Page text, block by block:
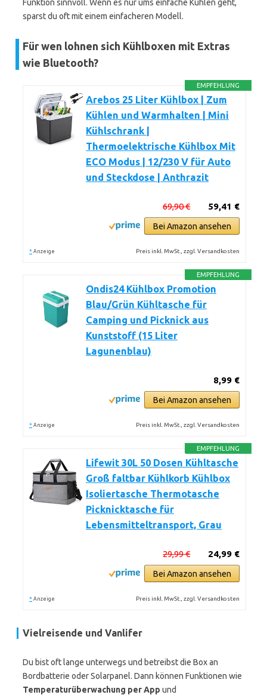
Funktion sinnvoll. Wenn es nur ums einfache Kühlen geht,
sparst du oft mit einem einfacheren Modell.
Für wen lohnen sich Kühlboxen mit Extras
wie Bluetooth?
EMPFEHLUNG
Arebos 25 Liter Kühlbox | Zum
Kühlen und Warmhalten | Mini
Kühlschrank |
Thermoelektrische Kühlbox Mit
ECO Modus | 12/230 V für Auto
und Steckdose | Anthrazit
59,41 €
69,90 €
Bei Amazon ansehen
* Anzeige Preis inkl. MwSt., zzgl. Versandkosten
EMPFEHLUNG
Ondis24 Kühlbox Promotion
Blau/Grün Kühltasche für
Camping und Picknick aus
Kunststoff (15 Liter
Lagunenblau)
8,99 €
Bei Amazon ansehen
* Anzeige Preis inkl. MwSt., zzgl. Versandkosten
EMPFEHLUNG
Lifewit 30L 50 Dosen Kühltasche
Groß faltbar Kühlkorb Kühlbox
Isoliertasche Thermotasche
Picknicktasche für
Lebensmitteltransport, Grau
24,99 €
29,99 €
Bei Amazon ansehen
* Anzeige Preis inkl. MwSt., zzgl. Versandkosten
Vielreisende und Vanlifer
Du bist oft lange unterwegs und betreibst die Box an
Bordbatterie oder Solarpanel. Dann können Funktionen wie
Temperaturüberwachung per App und